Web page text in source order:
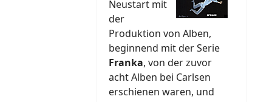
Neustart mit
der
Produktion von Alben,
beginnend mit der Serie
Franka, von der zuvor
acht Alben bei Carlsen
erschienen waren, und